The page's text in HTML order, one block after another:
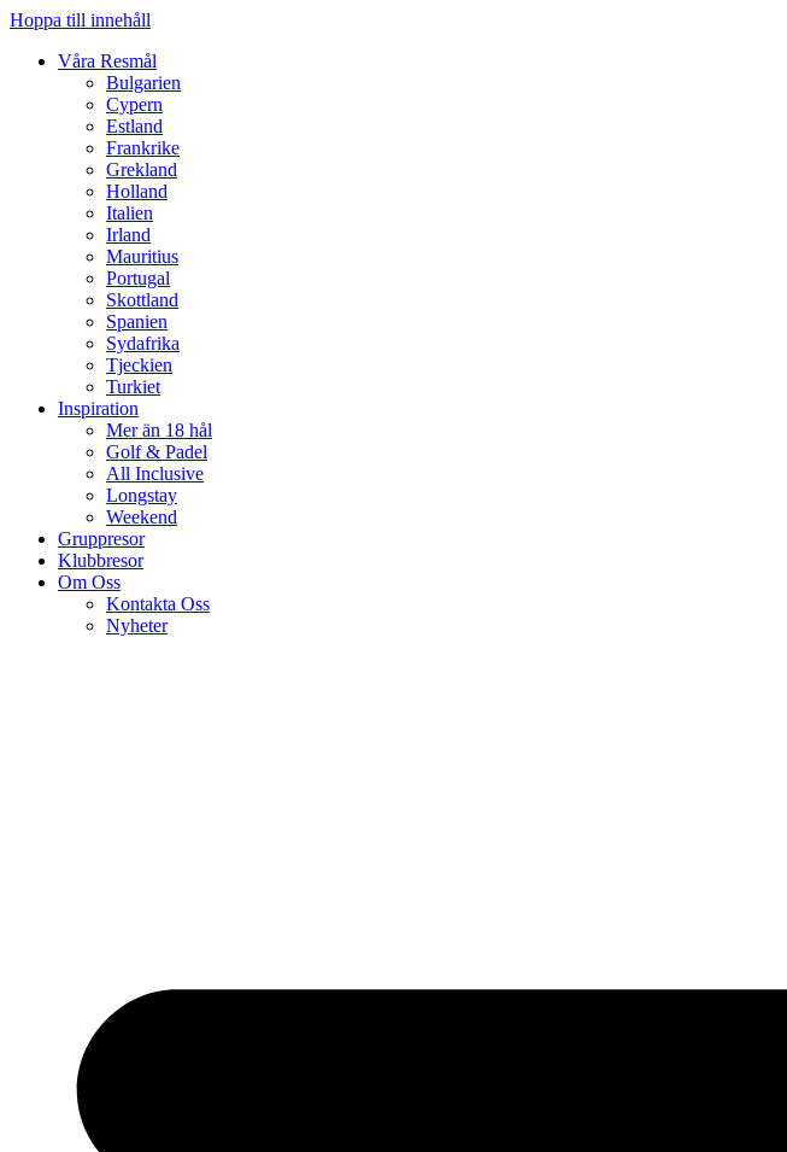
Hoppa till innehåll
Våra Resmål
Bulgarien
Cypern
Estland
Frankrike
Grekland
Holland
Italien
Irland
Mauritius
Portugal
Skottland
Spanien
Sydafrika
Tjeckien
Turkiet
Inspiration
Mer än 18 hål
Golf & Padel
All Inclusive
Longstay
Weekend
Gruppresor
Klubbresor
Om Oss
Kontakta Oss
Nyheter